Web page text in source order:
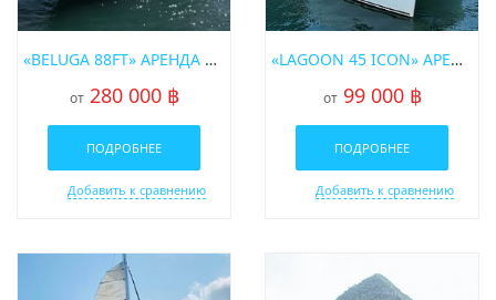
«BELUGA 88FT» АРЕНДА МОТОРНОЙ ЯХТЫ НА ПХУКЕТЕ
от 280 000 ฿
ПОДРОБНЕЕ
Добавить к сравнению
«LAGOON 45 ICON» АРЕНДА ПАРУСНОГО КАТАМАРАНА НА ПХУКЕТЕ
от 99 000 ฿
ПОДРОБНЕЕ
Добавить к сравнению